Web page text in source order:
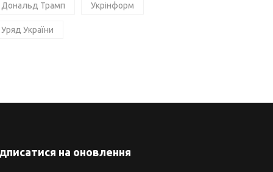
Дональд Трамп Укрінформ
Уряд України
на оновлення